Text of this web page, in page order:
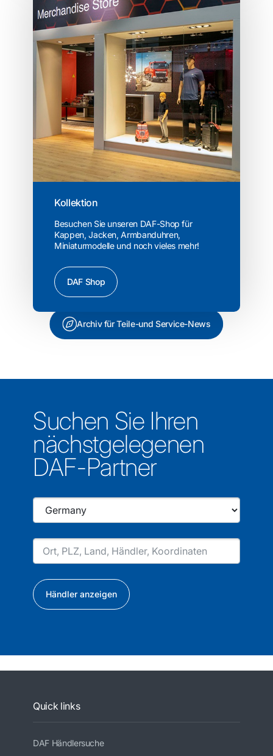
Kollektion
Besuchen Sie unseren DAF-Shop für
Kappen, Jacken, Armbanduhren,
Miniaturmodelle und noch vieles mehr!
DAF Shop
Archiv für Teile-und Service-News
Suchen Sie Ihren
nächstgelegenen
DAF-Partner
Händler anzeigen
Quick links
DAF Händlersuche